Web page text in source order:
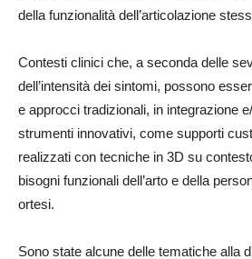
della funzionalità dell’articolazione
Contesti clinici che, a seconda delle
dell’intensità dei sintomi, possono
e approcci tradizionali, in integrazione
strumenti innovativi, come supporti
realizzati con tecniche in 3D su
bisogni funzionali dell’arto e della
ortesi.
Sono state alcune delle tematiche alla